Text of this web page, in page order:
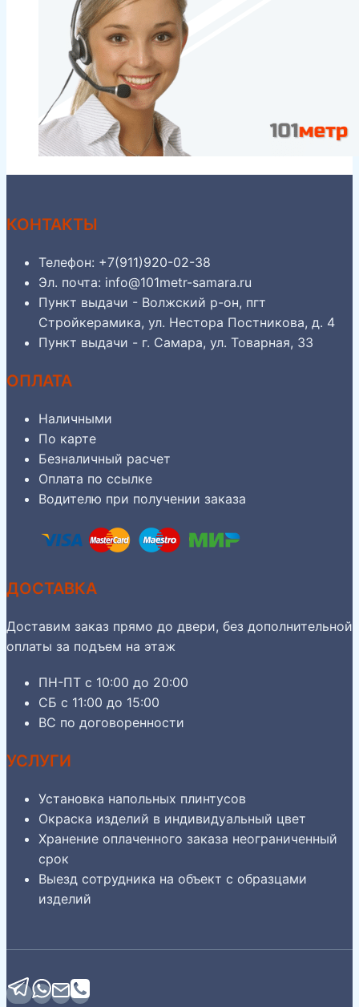
КОНТАКТЫ
Телефон: +7(911)920-02-38
Эл. почта: info@101metr-samara.ru
Пункт выдачи - Волжский р-он, пгт
Стройкерамика, ул. Нестора Постникова, д. 4
Пункт выдачи - г. Самара, ул. Товарная, 33
ОПЛАТА
Наличными
По карте
Безналичный расчет
Оплата по ссылке
Водителю при получении заказа
ДОСТАВКА
Доставим заказ прямо до двери, без дополнительной
оплаты за подъем на этаж
ПН-ПТ с 10:00 до 20:00
СБ с 11:00 до 15:00
ВС по договоренности
УСЛУГИ
Установка напольных плинтусов
Окраска изделий в индивидуальный цвет
Хранение оплаченного заказа неограниченный
срок
Выезд сотрудника на объект с образцами
изделий